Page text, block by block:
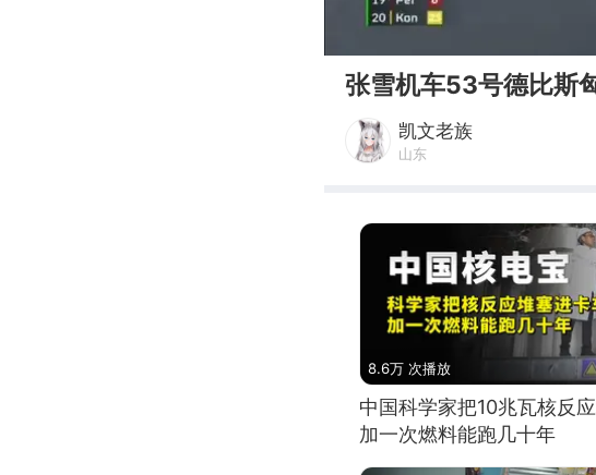
张雪机车53号德比斯
凯文老族
山东
8.6万 次播放
中国科学家把10兆瓦核反
加一次燃料能跑几十年